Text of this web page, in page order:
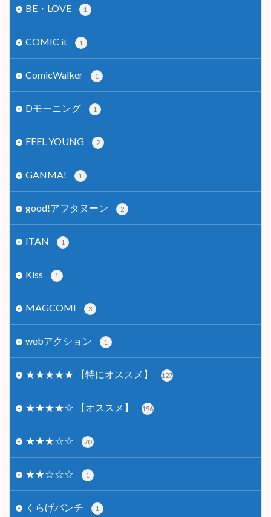
BE・LOVE 1
COMIC it 1
ComicWalker 1
Dモーニング 1
FEEL YOUNG 2
GANMA! 1
good!アフタヌーン 2
ITAN 1
Kiss 1
MAGCOMI 3
webアクション 1
★★★★★ 【特にオススメ】 127
★★★★☆ 【オススメ】 196
★★★☆☆ 70
★★☆☆☆ 1
くらげバンチ 1